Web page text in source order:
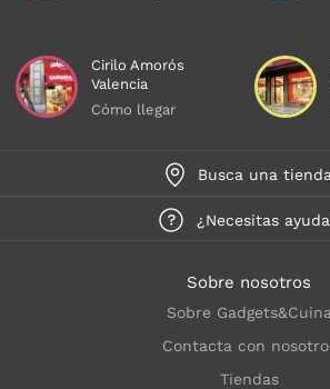
Cirilo Amorós
Valencia
Cómo llegar
Busca una
¿Necesitas
Sobre nosotros
Sobre Gadgets&Cuina
Contacta con
Tiendas